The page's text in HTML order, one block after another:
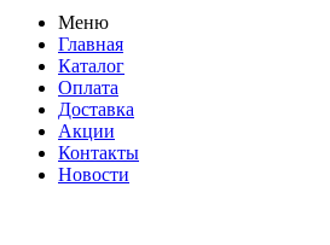
Меню
Главная
Каталог
Оплата
Доставка
Акции
Контакты
Новости